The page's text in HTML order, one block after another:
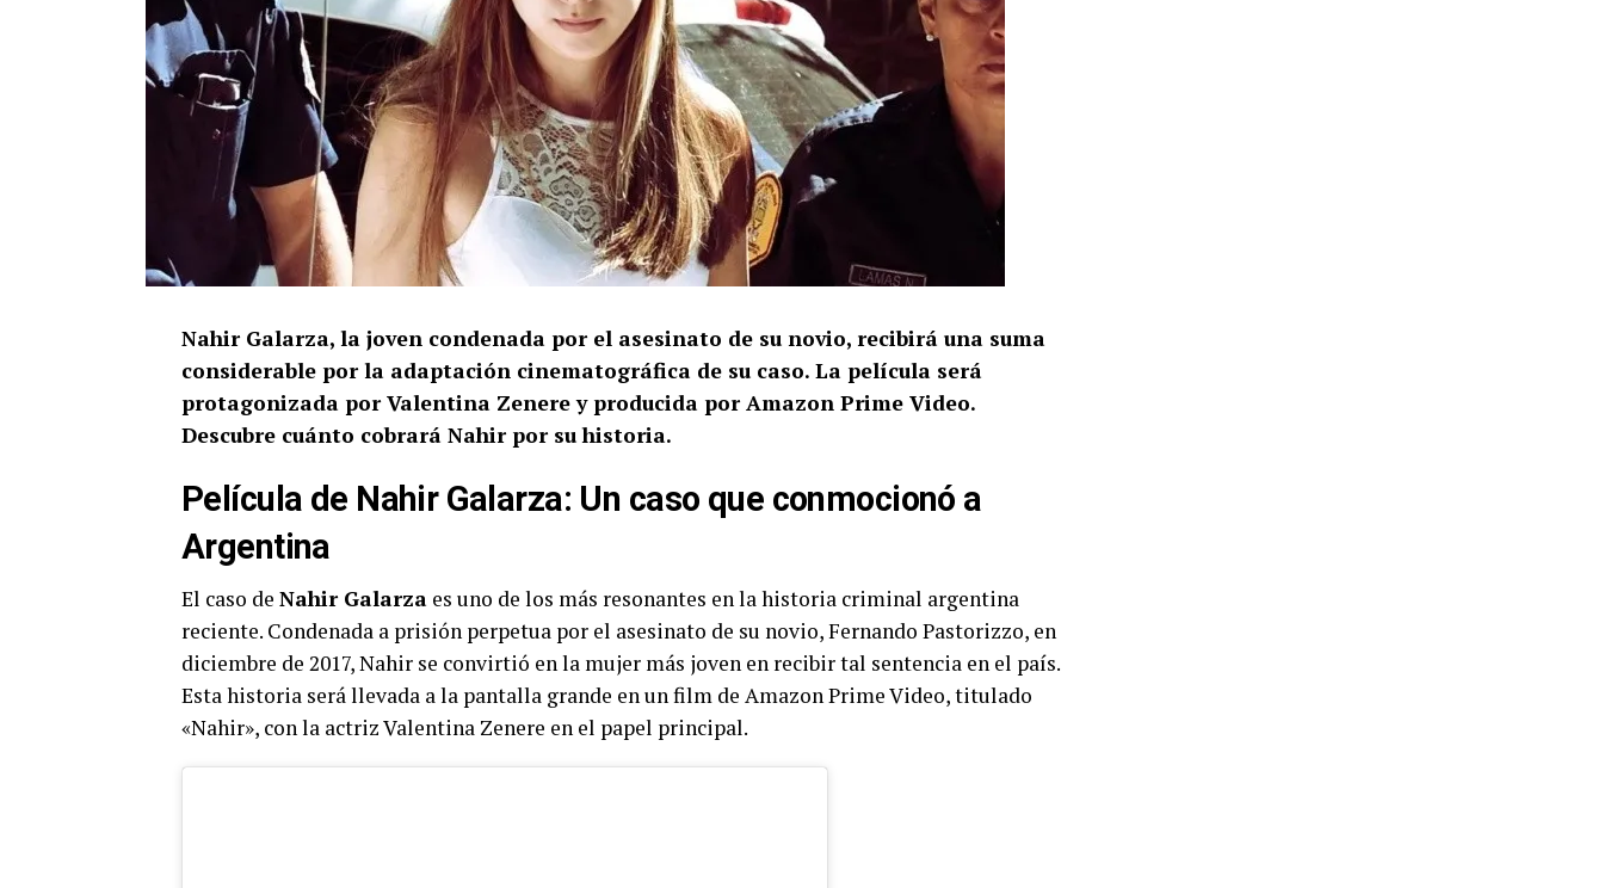
Nahir Galarza, la joven condenada por el asesinato de su novio, recibirá una suma
considerable por la adaptación cinematográfica de su caso. La película será
protagonizada por Valentina Zenere y producida por Amazon Prime Video.
Descubre cuánto cobrará Nahir por su historia.
Película de Nahir Galarza: Un caso que conmocionó a
Argentina
El caso de Nahir Galarza es uno de los más resonantes en la historia criminal argentina
reciente. Condenada a prisión perpetua por el asesinato de su novio, Fernando Pastorizzo, en
diciembre de 2017, Nahir se convirtió en la mujer más joven en recibir tal sentencia en el país.
Esta historia será llevada a la pantalla grande en un film de Amazon Prime Video, titulado
«Nahir», con la actriz Valentina Zenere en el papel principal.